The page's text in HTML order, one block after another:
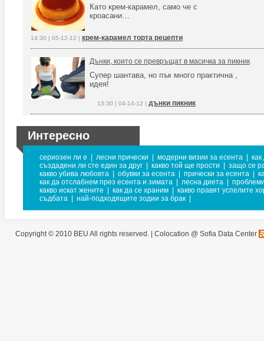
Като крем-карамел, само че с
кроасани…
14:30 | 05-12-12 | крем-карамел торта рецепти
Дънки, които се превръщат в масичка за пикник
Супер шантава, но пък много практична ,
идея!
13:30 | 04-14-12 | дънки пикник
Интересно
сериозен ли е лесни прически модерни визии за есента
създадени ли сте един за друг
какво той ще прости
защо се
какво убива любовта
обувки за есента прически за есента
как да отслабнем през есента и зимата
лесна диета
какво искат жените
как да се храним
какво правят успелите
съдбата
най-подходящите зодии за брак
Copyright © 2010 BEU All rights reserved. | Colocation @ Sofia Data Center